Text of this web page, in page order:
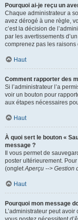
Pourquoi ai-je reçu un
Chaque administrateur a
avez dérogé à une règle,
c’est la décision de
par les avertissements
comprenez pas les raisons
Haut
Comment rapporter des
Si l’administrateur l’a
voir un bouton pour
aux étapes nécessaires
Haut
À quoi sert le bouton «
message ?
Il vous permet de
poster ultérieurement.
(ongletAperçu --> Gestion
Haut
Pourquoi mon message
L’administrateur peut